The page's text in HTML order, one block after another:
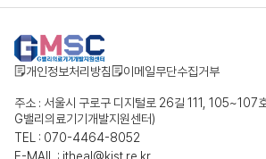
개인정보처리방침 이메일무단수집거부
주소 : 서울시 구로구 디지털로 26길 111, 105~107
G밸리의료기기개발지원센터)
TEL : 070-4464-8052
E-MAIL : itheal@kist.re.kr